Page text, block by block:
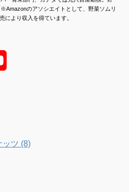
のアソシエイトとして、野菜ソムリ
により収入を得ています。
u
ッツ (8)